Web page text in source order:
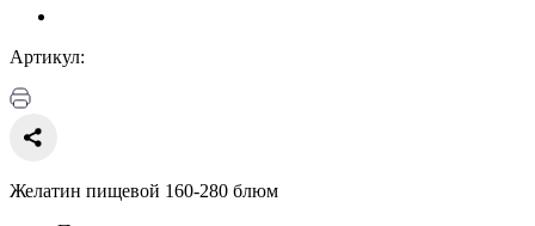
Артикул:
Желатин пищевой 160-280 блюм